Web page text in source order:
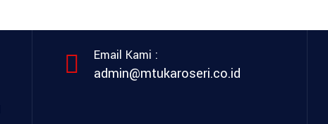
Email Kami :
admin@mtukaroseri.co.id